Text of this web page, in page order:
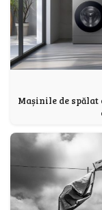
Mașinile de spălat